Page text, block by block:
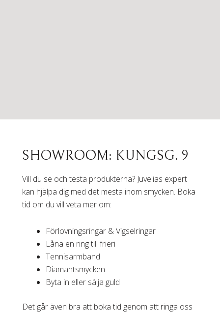
SHOWROOM: KUNGSG. 9
Vill du se och testa produkterna? Juvelias expert
kan hjälpa dig med det mesta inom smycken. Boka
tid om du vill veta mer om:
Förlovningsringar & Vigselringar
Låna en ring till frieri
Tennisarmband
Diamantsmycken
Byta in eller sälja guld
Det går även bra att boka tid genom att ringa oss